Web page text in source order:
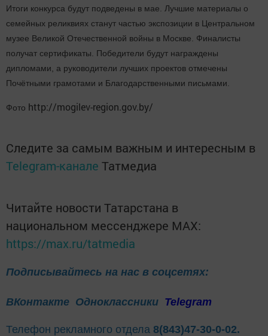
Итоги конкурса будут подведены в мае. Лучшие материалы о
семейных реликвиях станут частью экспозиции в Центральном
музее Великой Отечественной войны в Москве. Финалисты
получат сертификаты. Победители будут награждены
дипломами, а руководители лучших проектов отмечены
Почётными грамотами и Благодарственными письмами.
Фото http://mogilev-region.gov.by/
Следите за самым важным и интересным в
Telegram-канале Татмедиа
Читайте новости Татарстана в
национальном мессенджере MАХ:
https://max.ru/tatmedia
Подписывайтесь на нас в соцсетях:
ВКонтакте Одноклассники Telegram
Телефон рекламного отдела 8(843)47-30-0-02.